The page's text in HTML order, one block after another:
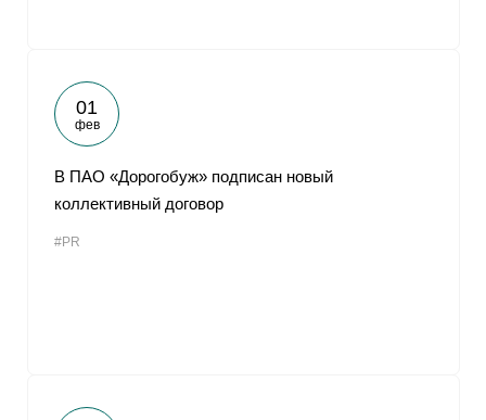
01
фев
В ПАО «Дорогобуж» подписан новый
коллективный договор
#PR